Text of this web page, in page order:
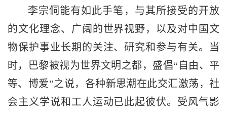
李宗侗能有如此手笔，与其所接受的开放
的文化理念、广阔的世界视野，以及对中国文
物保护事业长期的关注、研究和参与有关。当
时，巴黎被视为世界文明之都，盛倡“自由、平
等、博爱”之说，各种新思潮在此交汇激荡，社
会主义学说和工人运动已此起彼伏。受风气影